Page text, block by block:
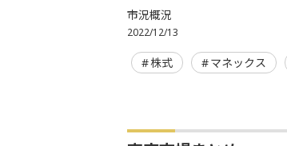
市況概況
2022/12/13
株式 マネックス